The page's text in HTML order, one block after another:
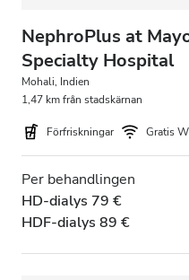
NephroPlus at
Specialty Hospital
Mohali, Indien
1,47 km från stadskärnan
Förfriskningar Gratis
Per behandlingen
HD-dialys 79 €
HDF-dialys 89 €